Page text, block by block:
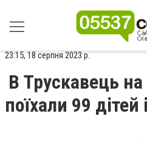
23:15, 18 серпня 2023 р.
В Трускавець
поїхали 99 дітей